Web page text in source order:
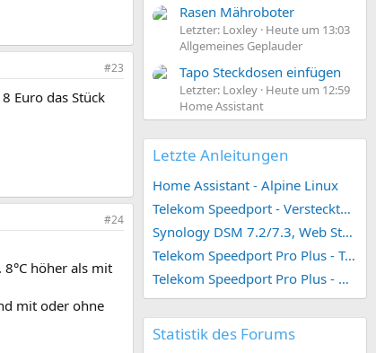
#23
Euro das Stück
#24
höher als mit
mit oder ohne
Rasen Mähroboter
Letzter: Loxley Heute um 13:03
Allgemeines Geplauder
Tapo Steckdosen einfügen
Letzter: Loxley Heute um 12:59
Home Assistant
Letzte Anleitungen
Home Assistant - Alpine Linux
Telekom Speedport - Versteckte Konfigurationen
Synology DSM 7.2/7.3, Web Station 4, Webdienst und Webportal erstellen (ehemals vHost)
Telekom Speedport Pro Plus - Telefonie einrichten
Telekom Speedport Pro Plus - Netzwerk einrichten
Statistik des Forums